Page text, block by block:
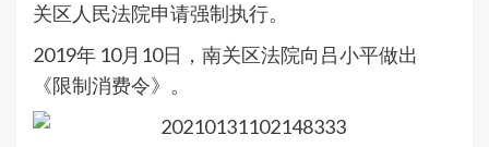
关区人民法院申请强制执行。
2019年 10月10日，南关区法院向吕小平做出
《限制消费令》。